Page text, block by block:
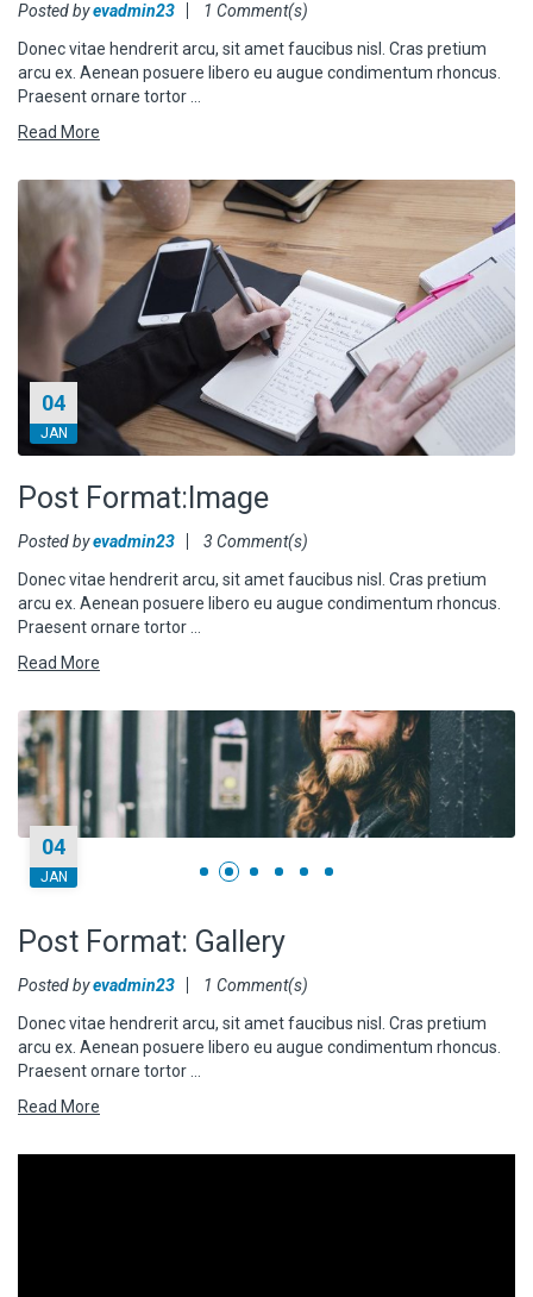
Posted byevadmin23
1 Comment(s)
Donec vitae hendrerit arcu, sit amet faucibus nisl. Cras pretium
arcu ex. Aenean posuere libero eu augue condimentum rhoncus.
Praesent ornare tortor …
Read More
04
JAN
Post Format:Image
Posted byevadmin23
3 Comment(s)
Donec vitae hendrerit arcu, sit amet faucibus nisl. Cras pretium
arcu ex. Aenean posuere libero eu augue condimentum rhoncus.
Praesent ornare tortor …
Read More
04
JAN
Post Format: Gallery
Posted byevadmin23
1 Comment(s)
Donec vitae hendrerit arcu, sit amet faucibus nisl. Cras pretium
arcu ex. Aenean posuere libero eu augue condimentum rhoncus.
Praesent ornare tortor …
Read More